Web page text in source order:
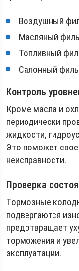
Воздушный
Масляный
Топливный
Салонный
Контроль
Кроме масла и
периодически
жидкости,
Это поможет
неисправности.
Проверка
Тормозные
подвергаются
предотвращает
торможения и
эксплуатации.